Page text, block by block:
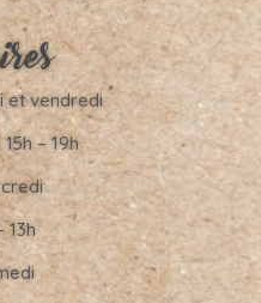
et vendredi
– 19h
13h